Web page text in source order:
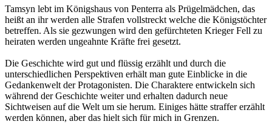
Tamsyn lebt im Königshaus von Penterra als Prügelmädchen, das
heißt an ihr werden alle Strafen vollstreckt welche die Königstöchter
betreffen. Als sie gezwungen wird den gefürchteten Krieger Fell zu
heiraten werden ungeahnte Kräfte frei gesetzt.
Die Geschichte wird gut und flüssig erzählt und durch die
unterschiedlichen Perspektiven erhält man gute Einblicke in die
Gedankenwelt der Protagonisten. Die Charaktere entwickeln sich
während der Geschichte weiter und erhalten dadurch neue
Sichtweisen auf die Welt um sie herum. Einiges hätte straffer erzählt
werden können, aber das hielt sich für mich in Grenzen.